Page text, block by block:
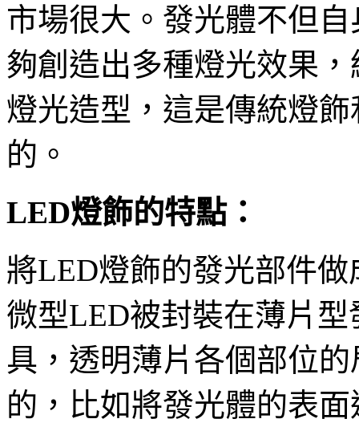
市場很大。發光體不但
夠創造出多種燈光效果
燈光造型，這是傳統燈
的。
LED燈飾的特點：
將LED燈飾的發光部件
微型LED被封裝在薄片
具，透明薄片各個部位
的，比如將發光體的表